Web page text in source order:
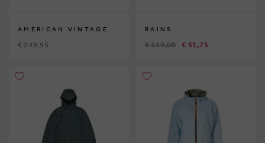
AMERICAN VINTAGE
€ 249,95
RAINS
€ 119,00 € 51,75